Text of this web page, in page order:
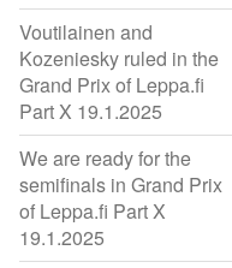
Voutilainen and
Kozeniesky ruled in the
Grand Prix of Leppa.fi
Part X 19.1.2025
We are ready for the
semifinals in Grand Prix
of Leppa.fi Part X
19.1.2025